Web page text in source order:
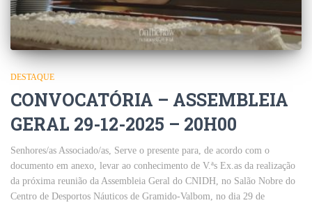
DESTAQUE
CONVOCATÓRIA – ASSEMBLEIA
GERAL 29-12-2025 – 20H00
Senhores/as Associado/as, Serve o presente para, de acordo com o
documento em anexo, levar ao conhecimento de V.ªs Ex.as da realização
da próxima reunião da Assembleia Geral do CNIDH, no Salão Nobre do
Centro de Desportos Náuticos de Gramido-Valbom, no dia 29 de